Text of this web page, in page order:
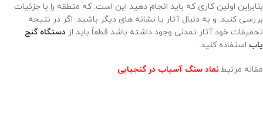
بنابراین اولین کاری که باید انجام دهید این است. که منطقه را با جزئیات
بررسی کنید. و به دنبال آثار یا نشانه های دیگر باشید. اگر در نتیجه
تحقیقات خود آثار تمدنی وجود داشته باشد قطعاً باید از دستگاه گنج
یاب استفاده کنید.
مقاله مرتبط:نماد سنگ آسیاب در گنجیابی